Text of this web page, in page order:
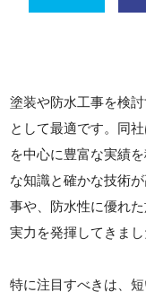
塗装や防水工事を検討
として最適です。同
を中心に豊富な実績
な知識と確かな技術
事や、防水性に優れ
実力を発揮してきまし
特に注目すべきは、